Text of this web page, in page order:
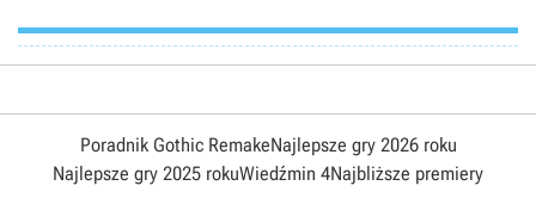
Oczywiście cały świat gry to taka parodia naszych czasów i jest dużo
GTA.Podsumowując audiowizualnie gra wygląda świetnie. Niestety
gameplay zaczyna nużyć po 2h. Nie polecam ale i nie odradzam.
Poradnik Gothic RemakeNajlepsze gry 2026 roku
Najlepsze gry 2025 rokuWiedźmin 4Najbliższe premiery